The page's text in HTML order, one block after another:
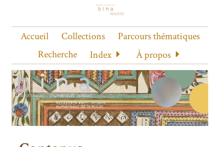
Accueil Collections
Parcours thématiques
Recherche
Index À propos